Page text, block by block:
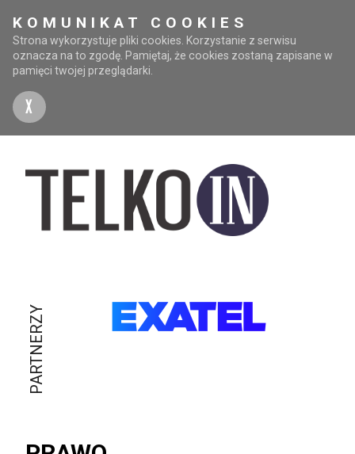
KOMUNIKAT COOKIES
Strona wykorzystuje pliki cookies. Korzystanie z serwisu
oznacza na to zgodę. Pamiętaj, że cookies zostaną zapisane w
pamięci twojej przeglądarki.
X
PARTNERZY